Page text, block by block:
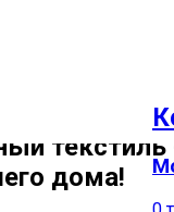
дома!